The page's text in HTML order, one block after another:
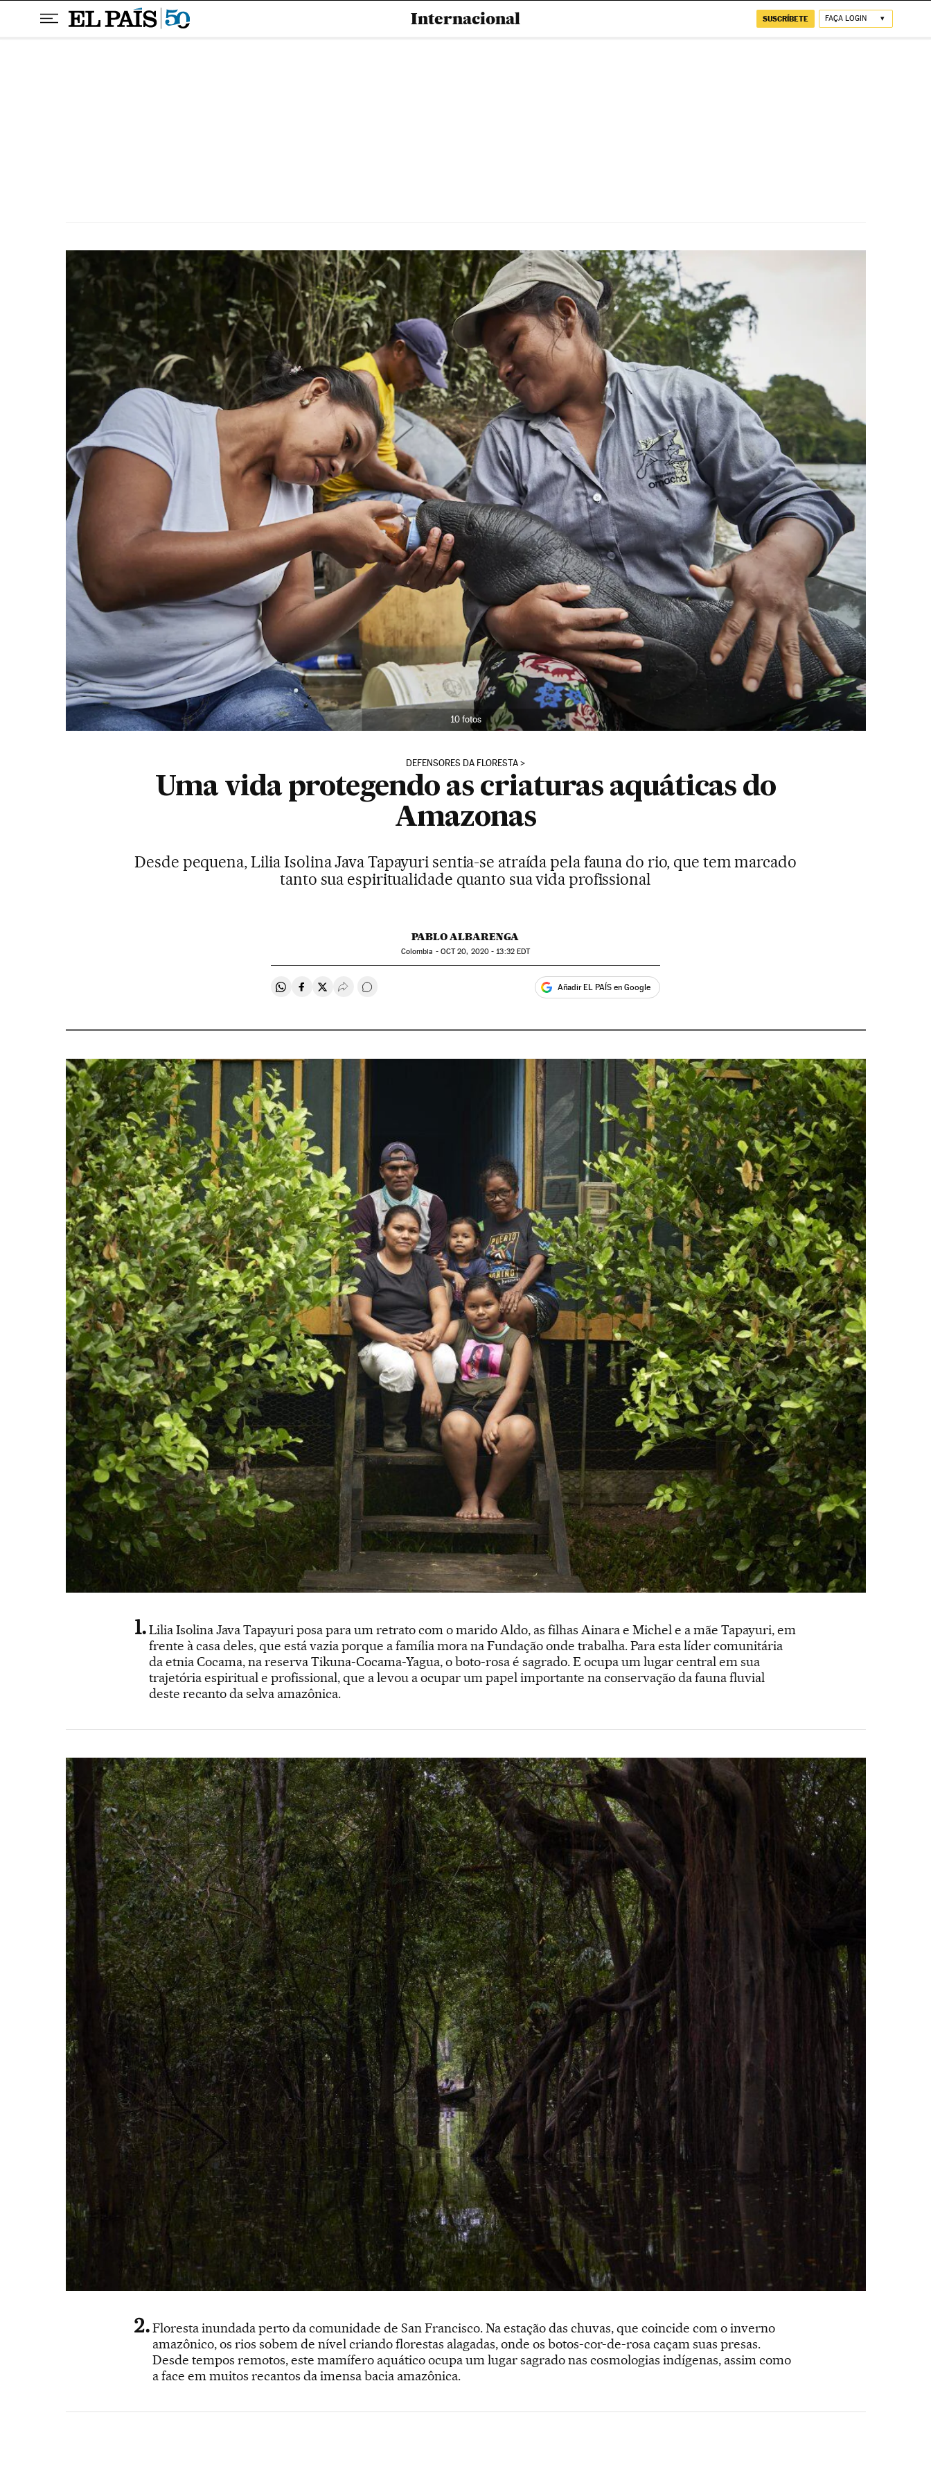
Internacional SUSCRÍBETE FAÇA LOGIN
10 fotos
DEFENSORES DA FLORESTA
Uma vida protegendo as criaturas aquáticas do
Amazonas
Desde pequena, Lilia Isolina Java Tapayuri sentia-se atraída pela fauna do rio, que tem marcado
tanto sua espiritualidade quanto sua vida profissional
PABLO ALBARENGA
Colombia - OCT20, 2020 - 13:32EDT
Compartir en Whatsapp
Compartir en Facebook
Compartir en Twitter
Desplegar Redes Sociales
Comentários Añadir EL PAÍS en Google
Lilia Isolina Java Tapayuri posa para um retrato com o marido Aldo, as filhas Ainara e Michel e a mãe Tapayuri, em
frente à casa deles, que está vazia porque a família mora na Fundação onde trabalha. Para esta líder comunitária
da etnia Cocama, na reserva Tikuna-Cocama-Yagua, o boto-rosa é sagrado. E ocupa um lugar central em sua
trajetória espiritual e profissional, que a levou a ocupar um papel importante na conservação da fauna fluvial
deste recanto da selva amazônica.
Floresta inundada perto da comunidade de San Francisco. Na estação das chuvas, que coincide com o inverno
amazônico, os rios sobem de nível criando florestas alagadas, onde os botos-cor-de-rosa caçam suas presas.
Desde tempos remotos, este mamífero aquático ocupa um lugar sagrado nas cosmologias indígenas, assim como
a face em muitos recantos da imensa bacia amazônica.